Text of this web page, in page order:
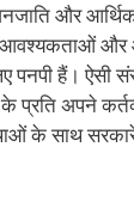
जनजाति और
आवश्यकताओं और
पनपी हैं। ऐसी
अपने
के साथ सरकारें